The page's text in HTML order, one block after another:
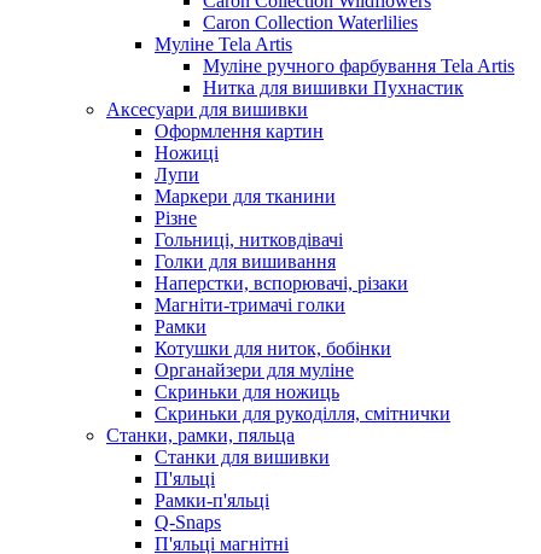
Caron Collection Waterlilies
Муліне Tela Artis
Муліне ручного фарбування Tela Artis
Нитка для вишивки Пухнастик
Аксесуари для вишивки
Оформлення картин
Ножиці
Лупи
Маркери для тканини
Різне
Гольниці, нитковдівачі
Голки для вишивання
Наперстки, вспорювачі, різаки
Магніти-тримачі голки
Рамки
Котушки для ниток, бобінки
Органайзери для муліне
Скриньки для ножиць
Скриньки для рукоділля, смітнички
Станки, рамки, пяльца
Станки для вишивки
П'яльці
Рамки-п'яльці
Q-Snaps
П'яльці магнітні